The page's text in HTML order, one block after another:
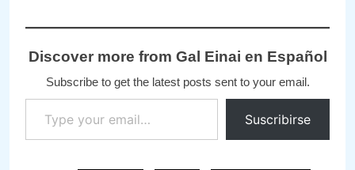
Discover more from Gal Einai en Español
Subscribe to get the latest posts sent to your email.
Type your email…
Suscribirse